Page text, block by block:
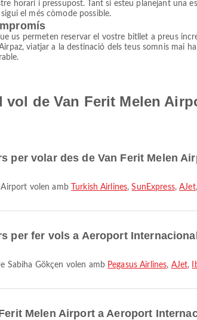
horari i pressupost. Tant si esteu planejant una
el més còmode possible.
us permeten reservar el vostre bitllet a preus
viatjar a la destinació dels teus somnis mai
de Van Ferit Melen
per volar des de Van Ferit Melen
Airport volen amb Turkish Airlines,SunExpress,AJet
per fer vols a Aeroport
Sabiha Gökçen volen amb Pegasus Airlines, AJet,
Melen Airport a Aeroport